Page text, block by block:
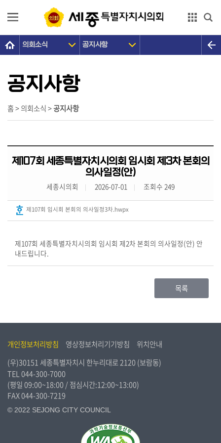
의
개
의
원
장
의
동
여
당
의
회
소
식
회
의회소식 공지사항
홈 > 의회소식 >공지사항
공지사항
제107회 세종특별자치시의회 임시회 제3차 본회의
의사일정(안)
세종시의회 2026-07-01 조회수 249
제107회 임시회 본회의 의사일정3차.hwpx
제107회 세종특별자치시의회 임시회 제2차 본회의 의사일정(안) 안
내드립니다.
목록
개인정보처리방침 영상정보처리기기방침
위치안내
(우)30151 세종특별자치시 한누리대로 2120 (보람동)
TEL044-300-7000
(평일 09:00~18:00 / 점심시간:12:00~13:00)
FAX 044-300-7219
© 2022 SEJONG CITY COUNCIL